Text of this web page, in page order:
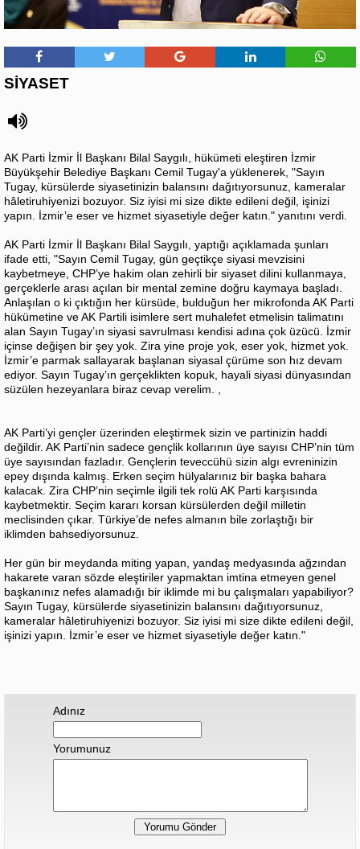
SİYASET
AK Parti İzmir İl Başkanı Bilal Saygılı, hükümeti eleştiren İzmir
Büyükşehir Belediye Başkanı Cemil Tugay'a yüklenerek, "Sayın
Tugay, kürsülerde siyasetinizin balansını dağıtıyorsunuz, kameralar
hâletiruhiyenizi bozuyor. Siz iyisi mi size dikte edileni değil, işinizi
yapın. İzmir’e eser ve hizmet siyasetiyle değer katın." yanıtını verdi.
AK Parti İzmir İl Başkanı Bilal Saygılı, yaptığı açıklamada şunları
ifade etti, "Sayın Cemil Tugay, gün geçtikçe siyasi mevzisini
kaybetmeye, CHP’ye hakim olan zehirli bir siyaset dilini kullanmaya,
gerçeklerle arası açılan bir mental zemine doğru kaymaya başladı.
Anlaşılan o ki çıktığın her kürsüde, bulduğun her mikrofonda AK Parti
hükümetine ve AK Partili isimlere sert muhalefet etmelisin talimatını
alan Sayın Tugay’ın siyasi savrulması kendisi adına çok üzücü. İzmir
içinse değişen bir şey yok. Zira yine proje yok, eser yok, hizmet yok.
İzmir’e parmak sallayarak başlanan siyasal çürüme son hız devam
ediyor. Sayın Tugay’ın gerçeklikten kopuk, hayali siyasi dünyasından
süzülen hezeyanlara biraz cevap verelim. ,
AK Parti’yi gençler üzerinden eleştirmek sizin ve partinizin haddi
değildir. AK Parti’nin sadece gençlik kollarının üye sayısı CHP’nin tüm
üye sayısından fazladır. Gençlerin teveccühü sizin algı evreninizin
epey dışında kalmış. Erken seçim hülyalarınız bir başka bahara
kalacak. Zira CHP’nin seçimle ilgili tek rolü AK Parti karşısında
kaybetmektir. Seçim kararı korsan kürsülerden değil milletin
meclisinden çıkar. Türkiye’de nefes almanın bile zorlaştığı bir
iklimden bahsediyorsunuz.
Her gün bir meydanda miting yapan, yandaş medyasında ağzından
hakarete varan sözde eleştiriler yapmaktan imtina etmeyen genel
başkanınız nefes alamadığı bir iklimde mi bu çalışmaları yapabiliyor?
Sayın Tugay, kürsülerde siyasetinizin balansını dağıtıyorsunuz,
kameralar hâletiruhiyenizi bozuyor. Siz iyisi mi size dikte edileni değil,
işinizi yapın. İzmir’e eser ve hizmet siyasetiyle değer katın."
Adınız
Yorumunuz